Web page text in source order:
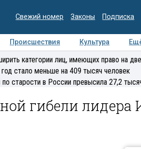
Свежий номер Законы Подписка
Происшествия Культура
Интервью Колумнисты
категории лиц, имеющих право на
стало меньше на 409 тысяч человек
старости в России превысила 27,2
гибели лидера